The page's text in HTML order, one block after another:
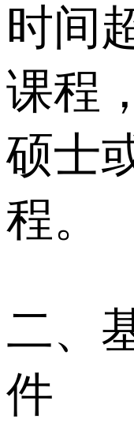
时间
课程
硕士
程。
二、
件